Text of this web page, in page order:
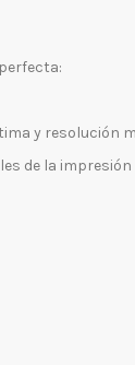
y resolución
de la